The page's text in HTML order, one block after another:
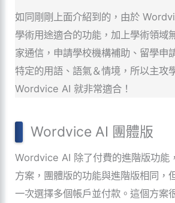
如同剛剛上面介紹到的，由於
學術用途適合的功能，加上學術領域
家通信，申請學校機構補助、留學申
特定的用語、語氣＆情境，所以主攻
Wordvice AI 就非常適合！
Wordvice AI 團體版
Wordvice AI 除了付費的進階版功能
方案，團體版的功能與進階版相同，
一次選擇多個帳戶並付款。這個方案